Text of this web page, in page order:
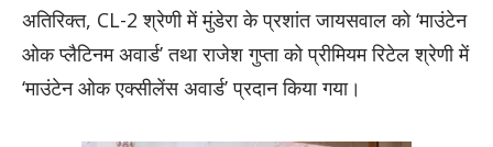
अतिरिक्त, CL-2 श्रेणी में मुंडेरा के प्रशांत जायसवाल को ‘माउंटेन
ओक प्लैटिनम अवार्ड’ तथा राजेश गुप्ता को प्रीमियम रिटेल श्रेणी में
‘माउंटेन ओक एक्सीलेंस अवार्ड’ प्रदान किया गया।